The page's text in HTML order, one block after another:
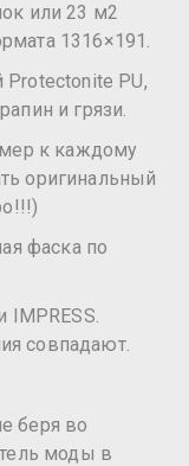
или 23 м2
1316×191.
PU,
и грязи.
к каждому
оригинальный
фаска по
IMPRESS.
совпадают.
беря во
моды в